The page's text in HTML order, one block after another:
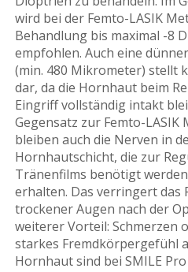
wird bei der Femto-LASIK
Behandlung bis maximal -8
empfohlen. Auch eine
(min. 480 Mikrometer) stellt
dar, da die Hornhaut beim
Eingriff vollständig intakt
Gegensatz zur Femto-LASIK
bleiben auch die Nerven in
Hornhautschicht, die zur
Tränenfilms benötigt
erhalten. Das verringert das
trockener Augen nach der
weiterer Vorteil: Schmerzen
starkes Fremdkörpergefühl
Hornhaut sind bei SMILE